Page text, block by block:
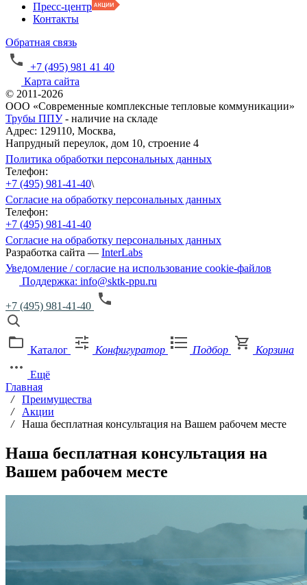
Пресс-центр
Контакты
Обратная связь
+7 (495) 981 41 40
Карта сайта
© 2011-2026
ООО «Современные комплексные тепловые коммуникации»
Трубы ППУ- наличие на складе
Адрес: 129110, Москва,
Напрудный переулок, дом 10, строение 4
Политика обработки персональных данных
Телефон:
+7 (495) 981-41-40\
Согласие на обработку персональных данных
Телефон:
+7 (495) 981-41-40
Согласие на обработку персональных данных
Разработка сайта — InterLabs
Уведомление / согласие на использование cookie-файлов
Поддержка: info@sktk-ppu.ru
+7 (495) 981-41-40
Каталог Конфигуратор Подбор Корзина
Ещё
Главная
/
Преимущества
/
Акции
/
Наша бесплатная консультация на Вашем рабочем месте
Наша бесплатная консультация на
Вашем рабочем месте